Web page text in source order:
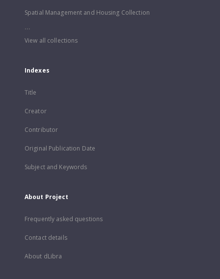
Spatial Management and Housing Collection
...
View all collections
Indexes
Title
Creator
Contributor
Original Publication Date
Subject and Keywords
About Project
Frequently asked questions
Contact details
About dLibra